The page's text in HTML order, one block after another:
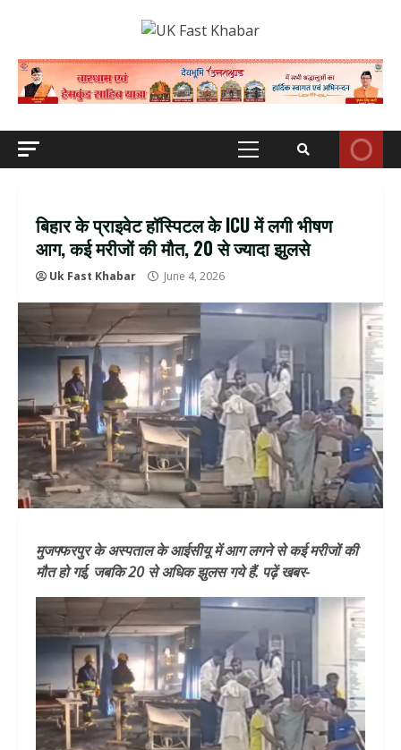
Primary
बिहार के प्राइवेट हॉस्पिटल के ICU में लगी भीषण
आग, कई मरीजों की मौत, 20 से ज्यादा झुलसे
Uk Fast Khabar June 4, 2026
मुजफ्फरपुर के अस्पताल के आईसीयू में आग लगने से कई मरीजों की
मौत हो गई, जबकि 20 से अधिक झुलस गये हैं. पढ़ें खबर-